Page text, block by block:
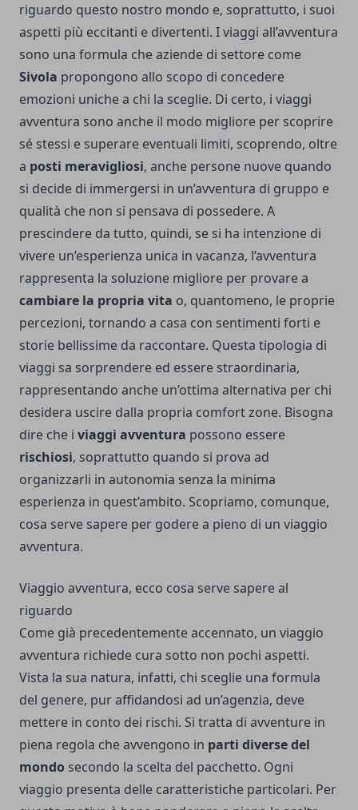
riguardo questo nostro mondo e, soprattutto, i suoi
aspetti più eccitanti e divertenti. I viaggi all’avventura
sono una formula che aziende di settore come
Sivola propongono allo scopo di concedere
emozioni uniche a chi la sceglie. Di certo, i viaggi
avventura sono anche il modo migliore per scoprire
sé stessi e superare eventuali limiti, scoprendo, oltre
a posti meravigliosi, anche persone nuove quando
si decide di immergersi in un’avventura di gruppo e
qualità che non si pensava di possedere. A
prescindere da tutto, quindi, se si ha intenzione di
vivere un’esperienza unica in vacanza, l’avventura
rappresenta la soluzione migliore per provare a
cambiare la propria vita o, quantomeno, le proprie
percezioni, tornando a casa con sentimenti forti e
storie bellissime da raccontare. Questa tipologia di
viaggi sa sorprendere ed essere straordinaria,
rappresentando anche un’ottima alternativa per chi
desidera uscire dalla propria comfort zone. Bisogna
dire che i viaggi avventura possono essere
rischiosi, soprattutto quando si prova ad
organizzarli in autonomia senza la minima
esperienza in quest’ambito. Scopriamo, comunque,
cosa serve sapere per godere a pieno di un viaggio
avventura.
Viaggio avventura, ecco cosa serve sapere al
riguardo
Come già precedentemente accennato, un viaggio
avventura richiede cura sotto non pochi aspetti.
Vista la sua natura, infatti, chi sceglie una formula
del genere, pur affidandosi ad un’agenzia, deve
mettere in conto dei rischi. Si tratta di avventure in
piena regola che avvengono in parti diverse del
mondo secondo la scelta del pacchetto. Ogni
viaggio presenta delle caratteristiche particolari. Per